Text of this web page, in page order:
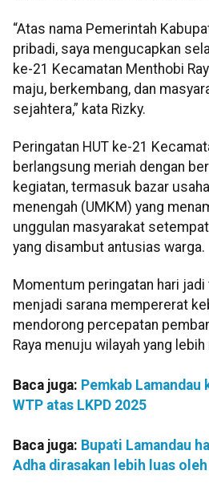
“Atas nama Pemerintah
pribadi, saya mengucapkan
ke-21 Kecamatan Menthobi
maju, berkembang, dan
sejahtera,” kata Rizky.
Peringatan HUT ke-21
berlangsung meriah dengan
kegiatan, termasuk bazar
menengah (UMKM) yang
unggulan masyarakat
yang disambut antusias warga.
Momentum peringatan hari
menjadi sarana mempererat
mendorong percepatan
Raya menuju wilayah yang
Baca juga: Pemkab
WTP atas LKPD 2025
Baca juga: Bupati Lamandau
Adha dirasakan lebih luas